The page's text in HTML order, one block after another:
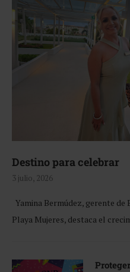
Destino para celebrar
3 julio, 2026
Yamina Bermúdez, gerente de
Playa Mujeres, destaca el